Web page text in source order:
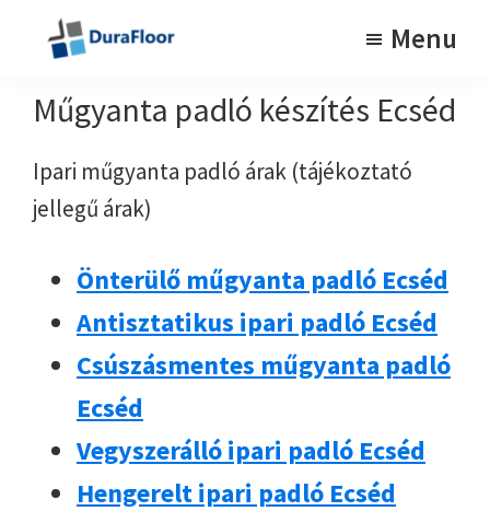
main
content
footerműgyanta
padlók
Menu
Műgyanta padló készítés Ecséd
Ipari műgyanta padló árak (tájékoztató
jellegű árak)
Önterülő műgyanta padló Ecséd
Antisztatikus ipari padló Ecséd
Csúszásmentes műgyanta padló
Ecséd
Vegyszerálló ipari padló Ecséd
Hengerelt ipari padló Ecséd